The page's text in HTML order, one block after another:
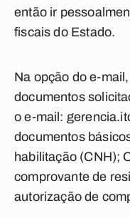
então ir
fiscais do Estado.
Na opção do e-
documentos
o e-mail:
documentos
habilitação (CNH);
comprovante de
autorização de